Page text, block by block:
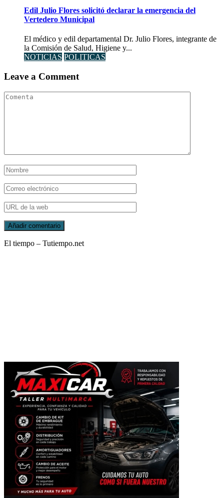
Edil Julio Flores solicitó declarar la emergencia del
Vertedero Municipal
El médico y edil departamental Dr. Julio Flores, integrante de
la Comisión de Salud, Higiene y...
NOTICIAS POLITICAS
Leave a Comment
El tiempo – Tutiempo.net